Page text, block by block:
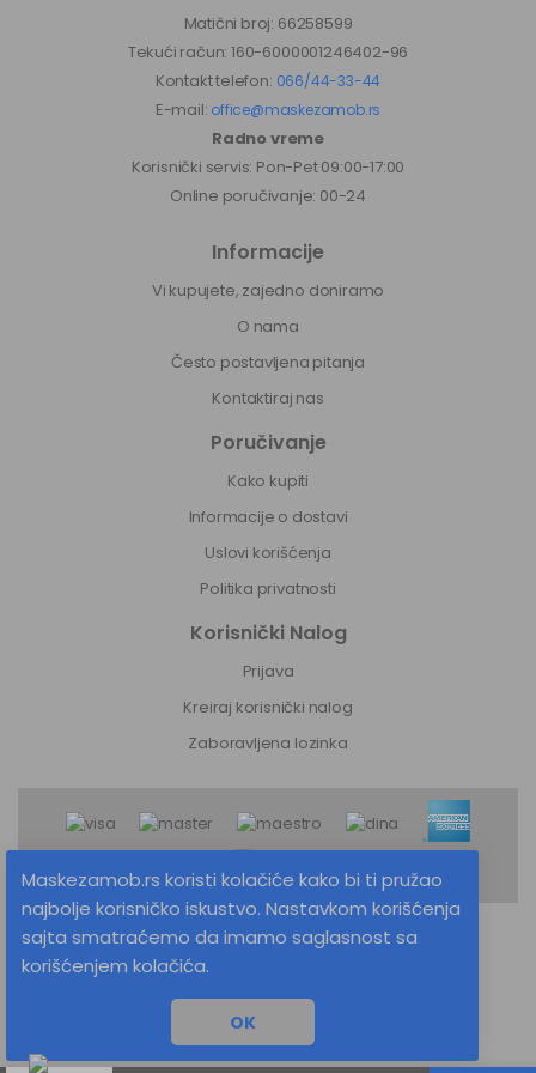
Maskezamob.rs koristi kolačiće kako bi ti pružao
najbolje korisničko iskustvo. Nastavkom korišćenja
sajta smatraćemo da imamo saglasnost sa
korišćenjem kolačića.
OK
Matični broj: 66258599
Tekući račun: 160-6000001246402-96
Kontakt telefon: 066/44-33-44
E-mail: office@maskezamob.rs
Radno vreme
Korisnički servis: Pon-Pet 09:00-17:00
Online poručivanje: 00-24
Informacije
Vi kupujete, zajedno doniramo
O nama
Često postavljena pitanja
Kontaktiraj nas
Poručivanje
Kako kupiti
Informacije o dostavi
Uslovi korišćenja
Politika privatnosti
Korisnički Nalog
Prijava
Kreiraj korisnički nalog
Zaboravljena lozinka
MaskeZaMob.rs © 2026 Sva prava zadržana